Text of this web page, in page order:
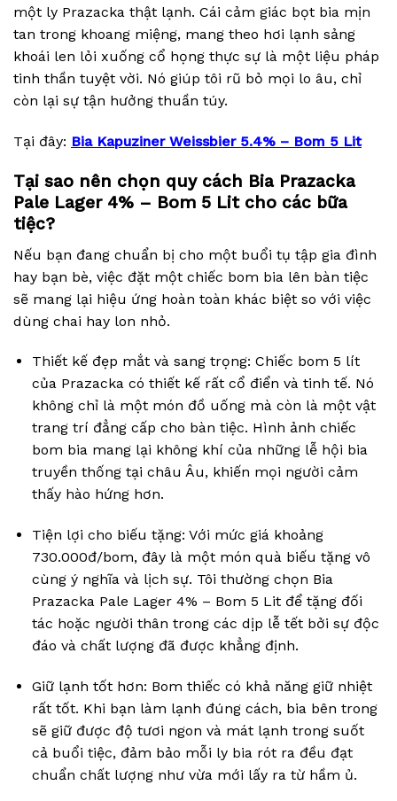
một ly Prazacka thật lạnh. Cái cảm giác bọt bia mịn
tan trong khoang miệng, mang theo hơi lạnh sảng
khoái len lỏi xuống cổ họng thực sự là một liệu pháp
tinh thần tuyệt vời. Nó giúp tôi rũ bỏ mọi lo âu, chỉ
còn lại sự tận hưởng thuần túy.
Tại đây: Bia Kapuziner Weissbier 5.4% – Bom 5 Lit
Tại sao nên chọn quy cách Bia Prazacka
Pale Lager 4% – Bom 5 Lit cho các bữa
tiệc?
Nếu bạn đang chuẩn bị cho một buổi tụ tập gia đình
hay bạn bè, việc đặt một chiếc bom bia lên bàn tiệc
sẽ mang lại hiệu ứng hoàn toàn khác biệt so với việc
dùng chai hay lon nhỏ.
Thiết kế đẹp mắt và sang trọng: Chiếc bom 5 lít
của Prazacka có thiết kế rất cổ điển và tinh tế. Nó
không chỉ là một món đồ uống mà còn là một vật
trang trí đẳng cấp cho bàn tiệc. Hình ảnh chiếc
bom bia mang lại không khí của những lễ hội bia
truyền thống tại châu Âu, khiến mọi người cảm
thấy hào hứng hơn.
Tiện lợi cho biếu tặng: Với mức giá khoảng
730.000đ/bom, đây là một món quà biếu tặng vô
cùng ý nghĩa và lịch sự. Tôi thường chọn Bia
Prazacka Pale Lager 4% – Bom 5 Lit để tặng đối
tác hoặc người thân trong các dịp lễ tết bởi sự độc
đáo và chất lượng đã được khẳng định.
Giữ lạnh tốt hơn: Bom thiếc có khả năng giữ nhiệt
rất tốt. Khi bạn làm lạnh đúng cách, bia bên trong
sẽ giữ được độ tươi ngon và mát lạnh trong suốt
cả buổi tiệc, đảm bảo mỗi ly bia rót ra đều đạt
chuẩn chất lượng như vừa mới lấy ra từ hầm ủ.